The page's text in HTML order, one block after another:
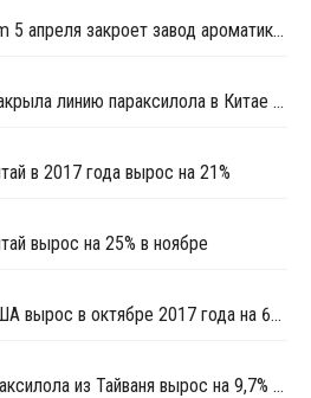
Sinopec Sichuan Petroleum 5 апреля закроет завод ароматики в Китае на плановый ремонт
Liaoyang Petrochemical закрыла линию параксилола в Китае на профилактику
в 2017 года вырос на 21%
вырос на 25% в ноябре
Импорт параксилола в США вырос в октябре 2017 года на 62%
Октябрьский экспорт параксилола из Тайваня вырос на 9,7% по сравнению с сентябрем